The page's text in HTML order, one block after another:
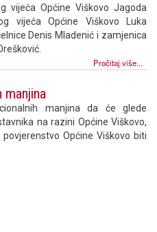
vijeća Općine Viškovo Jagoda
vijeća Općine Viškovo Luka
Denis Mladenić i zamjenica
Pročitaj više...
manjina
manjina da će glede
na razini Općine Viškovo,
Općine Viškovo biti